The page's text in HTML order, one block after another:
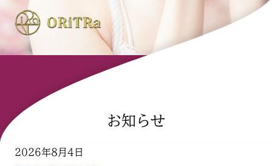
お知らせ
2026年8月4日